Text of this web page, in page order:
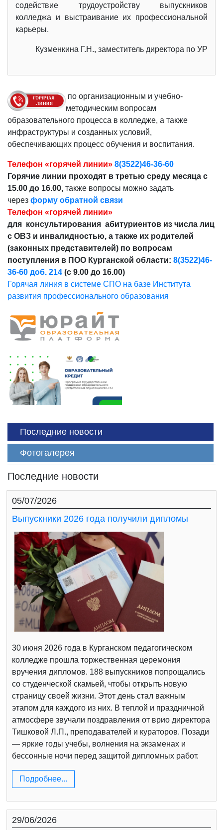
содействие трудоустройству выпускников
колледжа и выстраивание их профессиональной
карьеры.
Кузменкина Г.Н., заместитель директора по УР
по организационным и учебно-
методическим вопросам
образовательного процесса в колледже, а также
инфраструктуры и созданных условий,
обеспечивающих процесс обучения и воспитания.
Телефон «горячей линии» 8(3522)46-36-60
Горячие линии проходят в третью среду месяца с
15.00 до 16.00, также вопросы можно задать
через форму обратной связи
Телефон «горячей линии»
для консультирования абитуриентов из числа лиц
с ОВЗ и инвалидностью, а также их родителей
(законных представителей) по вопросам
поступления в ПОО Курганской области: 8(3522)46-
36-60 доб. 214 (с 9.00 до 16.00)
Горячая линия в системе СПО на базе Института
развития профессионального образования
Последние новости
Фотогалерея
Последние новости
05/07/2026
Выпускники 2026 года получили дипломы
30 июня 2026 года в Курганском педагогическом
колледже прошла торжественная церемония
вручения дипломов. 188 выпускников попрощались
со студенческой скамьей, чтобы открыть новую
страницу своей жизни. Этот день стал важным
этапом для каждого из них. В теплой и праздничной
атмосфере звучали поздравления от врио директора
Тишковой Л.П., преподавателей и кураторов. Позади
— яркие годы учебы, волнения на экзаменах и
бессонные ночи перед защитой дипломных работ.
Подробнее...
29/06/2026